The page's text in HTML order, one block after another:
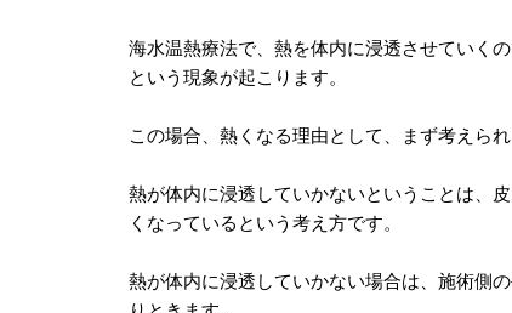
海水温熱療法で、熱を体内に浸透させていく
という現象が起こります。
この場合、熱くなる理由として、まず考えら
熱が体内に浸透していかないということは、
くなっているという考え方です。
熱が体内に浸透していかない場合は、施術側